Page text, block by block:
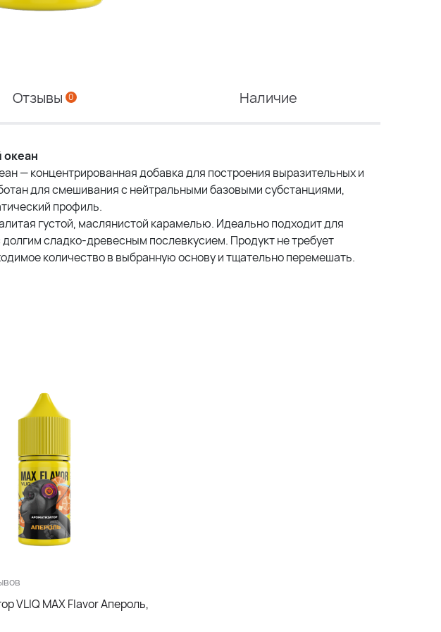
Отзывы 0 Наличие
океан
— концентрированная добавка для построения выразительных и
для смешивания с нейтральными базовыми субстанциями,
профиль.
густой, маслянистой карамелью. Идеально подходит для
сладко-древесным послевкусием. Продукт не требует
количество в выбранную основу и тщательно перемешать.
VLIQ MAX Flavor Апероль,